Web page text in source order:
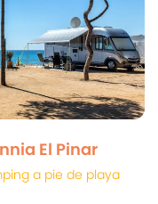
El Pinar
a pie de playa